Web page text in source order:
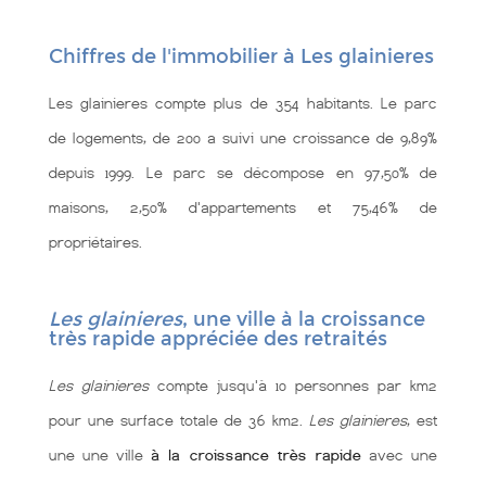
Chiffres de l'immobilier à Les glainieres
Les glainieres compte plus de 354 habitants. Le parc
de logements, de 200 a suivi une croissance de 9,89%
depuis 1999. Le parc se décompose en 97,50% de
maisons, 2,50% d'appartements et 75,46% de
propriétaires.
Les glainieres, une ville à la croissance
très rapide appréciée des retraités
Les glainierescompte jusqu'à 10 personnes par km2
pour une surface totale de 36 km2. Les glainieres, est
une une villeà la croissance très rapideavec une